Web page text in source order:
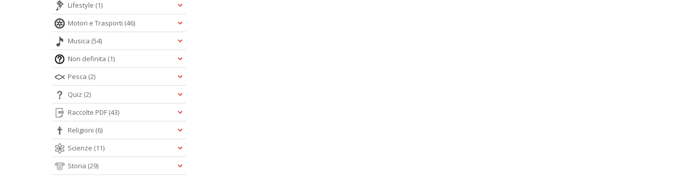
Lifestyle (1)
Motori e Trasporti (46)
Musica (54)
Non definita (1)
Pesca (2)
Quiz (2)
Raccolte PDF (43)
Religioni (6)
Scienze (11)
Storia (29)